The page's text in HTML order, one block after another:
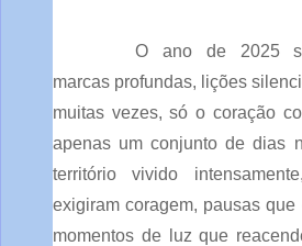
O ano de 2025
marcas profundas, lições
muitas vezes, só o coração
apenas um conjunto de dias
território vivido
exigiram coragem, pausas
momentos de luz que